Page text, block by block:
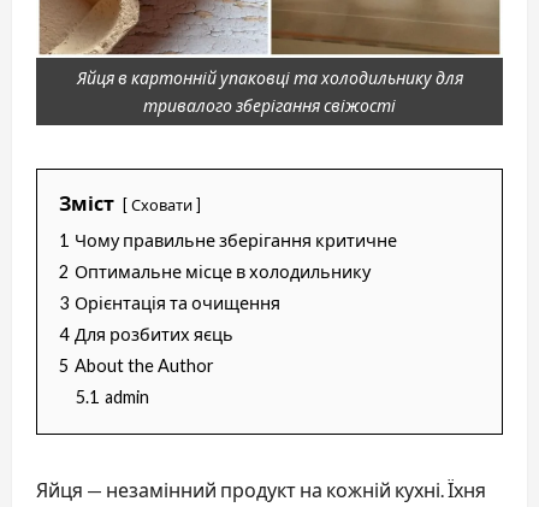
Яйця в картонній упаковці та холодильнику для
тривалого зберігання свіжості
Зміст Сховати
1 Чому правильне зберігання критичне
2 Оптимальне місце в холодильнику
3 Орієнтація та очищення
4 Для розбитих яєць
5 About the Author
5.1 admin
Яйця — незамінний продукт на кожній кухні. Їхня